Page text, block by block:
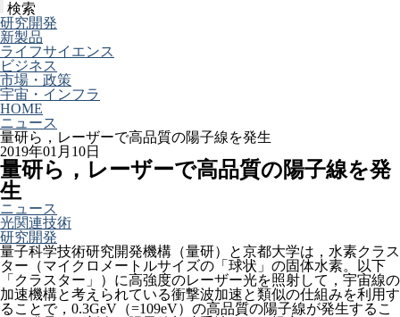
検索
研究開発
新製品
ライフサイエンス
ビジネス
市場・政策
宇宙・インフラ
HOME
ニュース
量研ら，レーザーで高品質の陽子線を発生
2019年01月10日
量研ら，レーザーで高品質の陽子線を発
生
ニュース
光関連技術
研究開発
量子科学技術研究開発機構（量研）と京都大学は，水素クラス
ター（マイクロメートルサイズの「球状」の固体水素。以下
「クラスター」）に高強度のレーザー光を照射して，宇宙線の
加速機構と考えられている衝撃波加速と類似の仕組みを利用す
ることで，0.3GeV（=109eV）の高品質の陽子線が発生するこ